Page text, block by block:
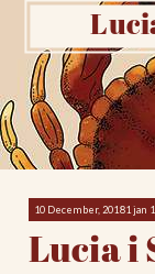
10 December, 20181 jan
Lucia i